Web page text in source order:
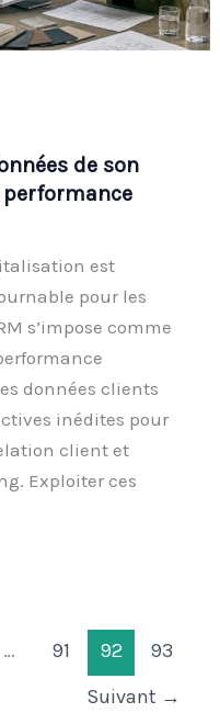
de son
est
pour les
s’impose comme
données clients
inédites pour
client et
Exploiter ces
… 91 92
93
Suivant →